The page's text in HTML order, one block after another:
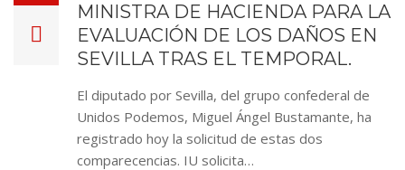
MINISTRA DE HACIENDA PARA LA
EVALUACIÓN DE LOS DAÑOS EN
SEVILLA TRAS EL TEMPORAL.
El diputado por Sevilla, del grupo confederal de
Unidos Podemos, Miguel Ángel Bustamante, ha
registrado hoy la solicitud de estas dos
comparecencias. IU solicita…